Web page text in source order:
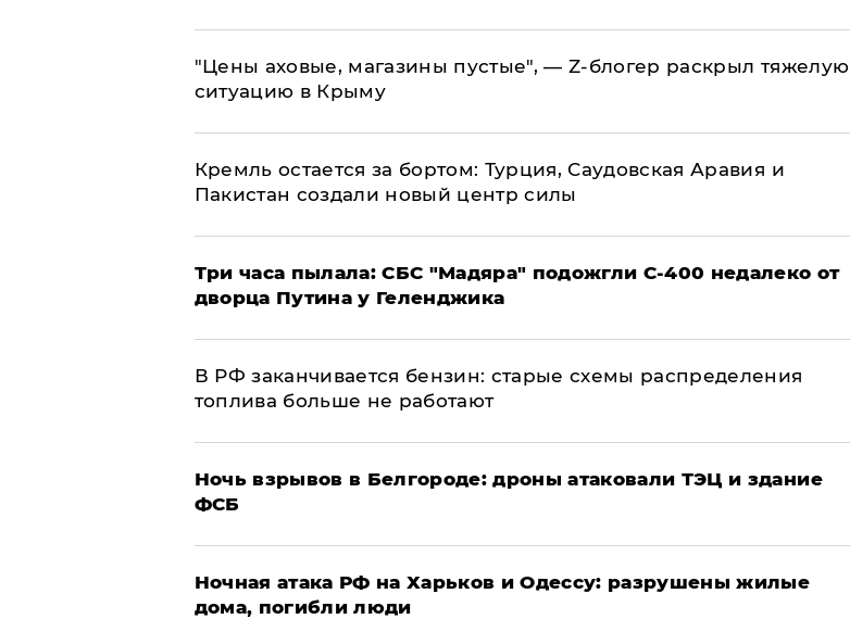
​"Цены аховые, магазины пустые", — Z-блогер раскрыл тяжелую
ситуацию в Крыму
​Кремль остается за бортом: Турция, Саудовская Аравия и
Пакистан создали новый центр силы
Три часа пылала: СБС "Мадяра" подожгли С-400 недалеко от
дворца Путина у Геленджика
​В РФ заканчивается бензин: старые схемы распределения
топлива больше не работают
​Ночь взрывов в Белгороде: дроны атаковали ТЭЦ и здание
ФСБ
​Ночная атака РФ на Харьков и Одессу: разрушены жилые
дома, погибли люди